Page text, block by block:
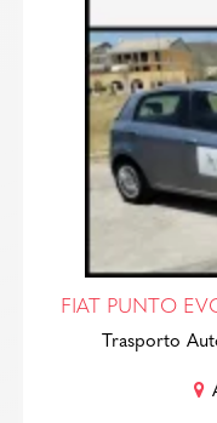
FIAT PUNTO
Trasporto